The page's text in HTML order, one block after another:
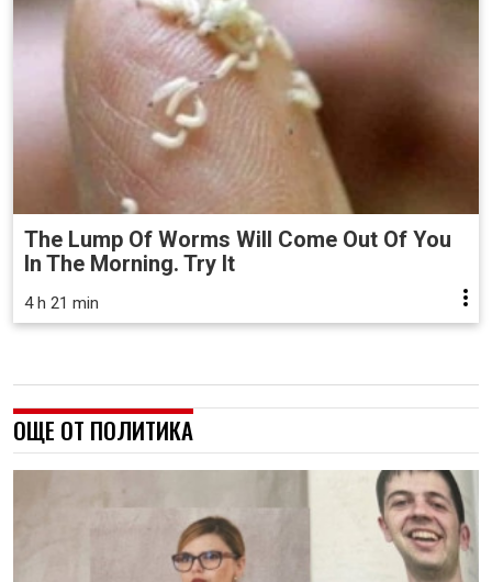
The Lump Of Worms Will Come Out Of You
In The Morning. Try It
4 h 21 min
ОЩЕ ОТ ПОЛИТИКА